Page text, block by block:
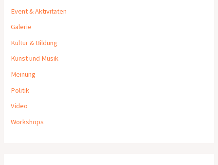
Event & Aktivitäten
Galerie
Kultur & Bildung
Kunst und Musik
Meinung
Politik
Video
Workshops